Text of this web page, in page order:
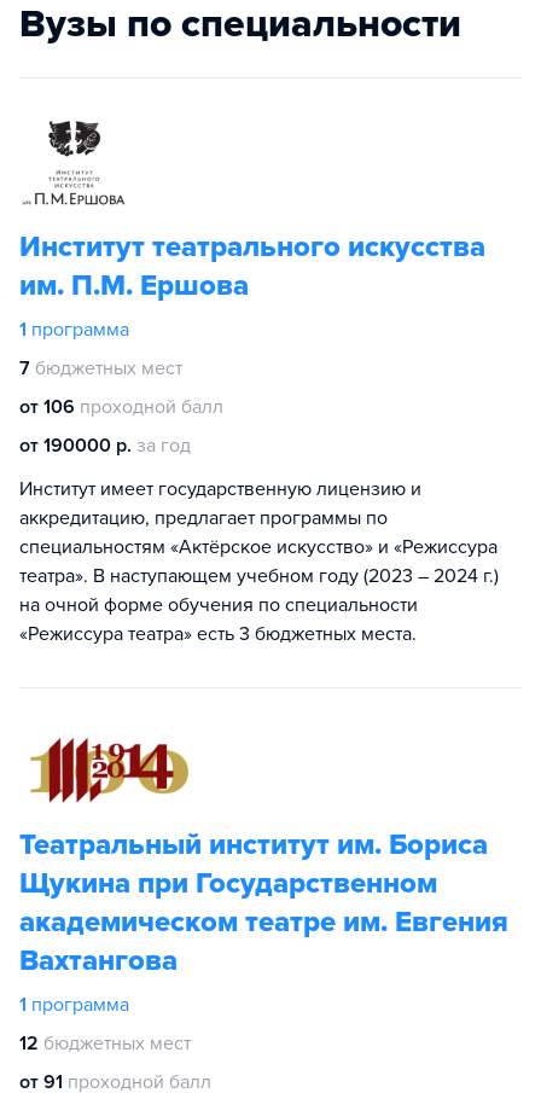
Вузы по специальности
Институт театрального искусства
им. П.М. Ершова
1 программа
7 бюджетных мест
от 106 проходной балл
от 190000 р. за год
Институт имеет государственную лицензию и
аккредитацию, предлагает программы по
специальностям «Актёрское искусство» и «Режиссура
театра». В наступающем учебном году (2023 – 2024 г.)
на очной форме обучения по специальности
«Режиссура театра» есть 3 бюджетных места.
Театральный институт им. Бориса
Щукина при Государственном
академическом театре им. Евгения
Вахтангова
1 программа
12 бюджетных мест
от 91 проходной балл